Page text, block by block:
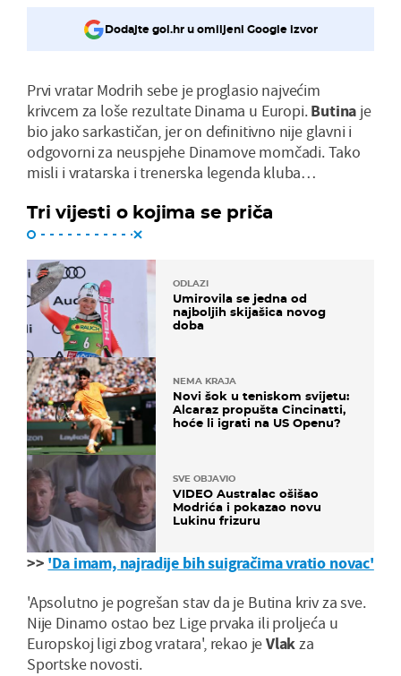
Dodajte gol.hr u omiljeni Google izvor
Prvi vratar Modrih sebe je proglasio najvećim
krivcem za loše rezultate Dinama u Europi.Butina je
bio jako sarkastičan, jer on definitivno nije glavni i
odgovorni za neuspjehe Dinamove momčadi. Tako
misli i vratarska i trenerska legenda kluba…
Tri vijesti o kojima se priča
ODLAZI
Umirovila se jedna od
najboljih skijašica novog
doba
NEMA KRAJA
Novi šok u teniskom svijetu:
Alcaraz propušta Cincinatti,
hoće li igrati na US Openu?
SVE OBJAVIO
VIDEO Australac ošišao
Modrića i pokazao novu
Lukinu frizuru
>> 'Da imam, najradije bih suigračima vratio novac'
'Apsolutno je pogrešan stav da je Butina kriv za sve.
Nije Dinamo ostao bez Lige prvaka ili proljeća u
Europskoj ligi zbog vratara', rekao jeVlakza
Sportske novosti.